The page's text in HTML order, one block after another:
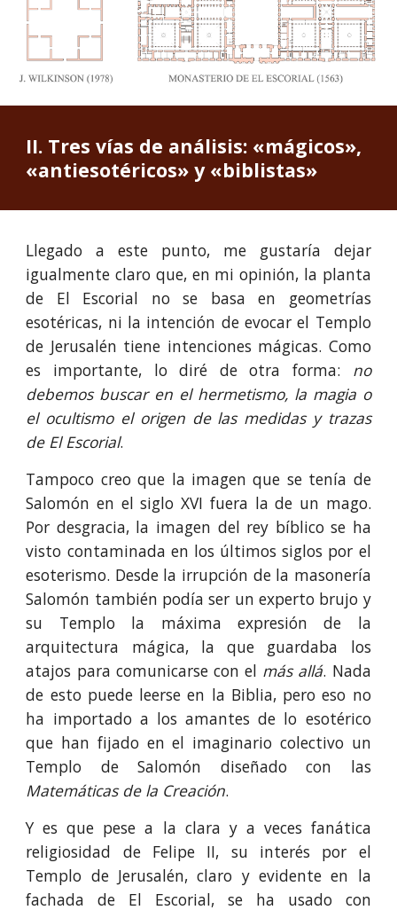
II. Tres vías de análisis: «mágicos»,
«antiesotéricos» y «biblistas»
Llegado a este punto, me gustaría dejar
igualmente claro que, en mi opinión, la planta
de El Escorial no se basa en geometrías
esotéricas, ni la intención de evocar el Templo
de Jerusalén tiene intenciones mágicas. Como
es importante, lo diré de otra forma: no
debemos buscar en el hermetismo, la magia o
el ocultismo el origen de las medidas y trazas
de El Escorial.
Tampoco creo que la imagen que se tenía de
Salomón en el siglo XVI fuera la de un mago.
Por desgracia, la imagen del rey bíblico se ha
visto contaminada en los últimos siglos por el
esoterismo. Desde la irrupción de la masonería
Salomón también podía ser un experto brujo y
su Templo la máxima expresión de la
arquitectura mágica, la que guardaba los
atajos para comunicarse con el más allá. Nada
de esto puede leerse en la Biblia, pero eso no
ha importado a los amantes de lo esotérico
que han fijado en el imaginario colectivo un
Templo de Salomón diseñado con las
Matemáticas de la Creación.
Y es que pese a la clara y a veces fanática
religiosidad de Felipe II, su interés por el
Templo de Jerusalén, claro y evidente en la
fachada de El Escorial, se ha usado con